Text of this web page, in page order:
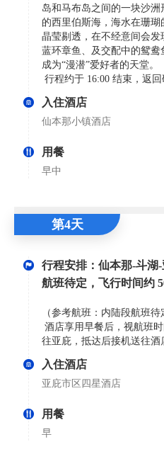
岛和马布岛之间的一块沙
的西里伯斯海，海水在珊
晶莹剔透，在不经意间会发
蓝环章鱼、及交配中的鸳
成为“漫潜”爱好者的天堂。
行程约于 16:00 结束，返
入住酒店
仙本那小镇酒店
用餐
早中
第4天
行程安排：仙本那-斗湖
航班待定，飞行时间约
（参考航班：内陆段航班待
酒店享用早餐后，视航班
往亚庇，抵达后接机送往酒
入住酒店
亚庇市区四星酒店
用餐
早